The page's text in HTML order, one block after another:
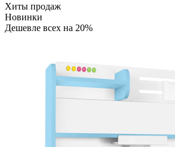
Хиты продаж
Новинки
Дешевле всех на 20%